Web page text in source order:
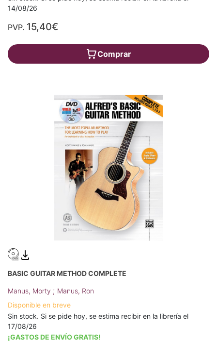
14/08/26
PVP. 15,40€
Comprar
BASIC GUITAR METHOD COMPLETE
Manus, Morty ; Manus, Ron
Disponible en breve
Sin stock. Si se pide hoy, se estima recibir en la librería el
17/08/26
¡GASTOS DE ENVÍO GRATIS!